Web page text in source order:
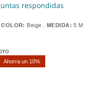
respondidas
COLOR: Beige MEDIDA: 5 M
Ahorra un 10%